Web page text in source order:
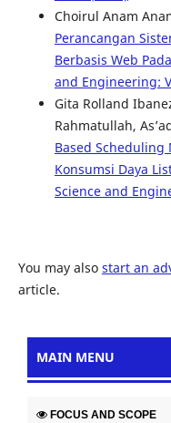
Choirul Anam
Perancangan
Berbasis Web
and Engineering:
Gita Rolland
Rahmatullah,
Based Scheduling
Konsumsi Daya
Science and
You may also start an
article.
MAIN MENU
FOCUS AND SCOPE